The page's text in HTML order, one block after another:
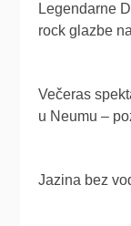
Legendarne
rock glazbe
Večeras
u Neumu –
Jazina bez